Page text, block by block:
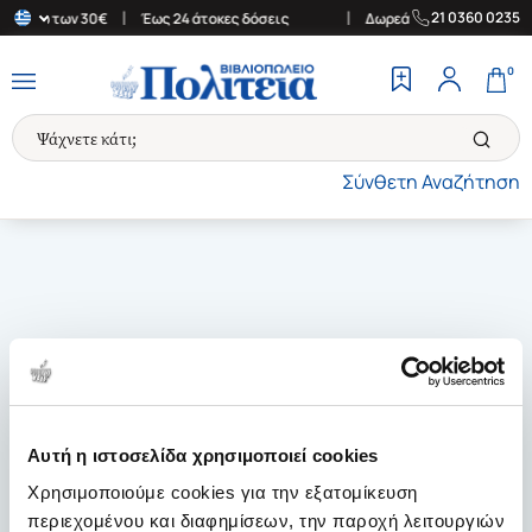
Αυτή η ιστοσελίδα χρησιμοποιεί cookies
Χρησιμοποιούμε cookies για την εξατομίκευση
περιεχομένου και διαφημίσεων, την παροχή λειτουργιών
άνω των 30€ Έως 24 άτοκες δόσεις Δωρεάν Μεταφορικά
21 0360 0235
Σύνθετη Αναζήτηση
0